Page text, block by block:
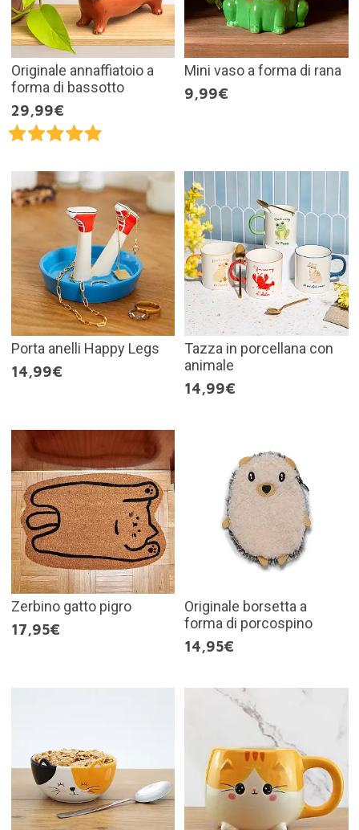
Originale annaffiatoio a
forma di bassotto
29,99€
Mini vaso a forma di rana
9,99€
Porta anelli Happy Legs
14,99€
Tazza in porcellana con
animale
14,99€
Zerbino gatto pigro
17,95€
Originale borsetta a
forma di porcospino
14,95€